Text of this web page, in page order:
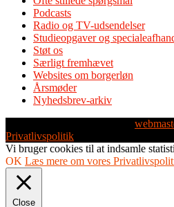
Podcasts
Radio og TV-udsendelser
Studieopgaver og
Støt os
Særligt fremhævet
Websites om borgerløn
Årsmøder
Nyhedsbrev-arkiv
Privatlivspolitik
Vi bruger cookies til at indsamle
OK Læs mere om vores
Close